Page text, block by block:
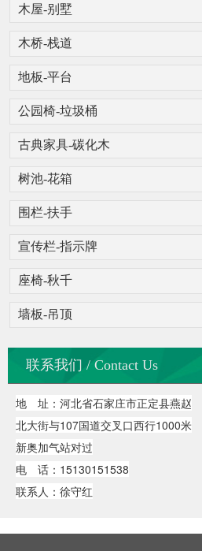
木屋-别墅
木桥-栈道
地板-平台
公园椅-垃圾桶
古典家具-碳化木
树池-花箱
围栏-扶手
宣传栏-指示牌
座椅-秋千
墙板-吊顶
联系我们 / Contact Us
地 址：河北省石家庄市正定县燕赵
北大街与107国道交叉口西行1000米
新奥加气站对过
电 话：15130151538
联系人：徐守红